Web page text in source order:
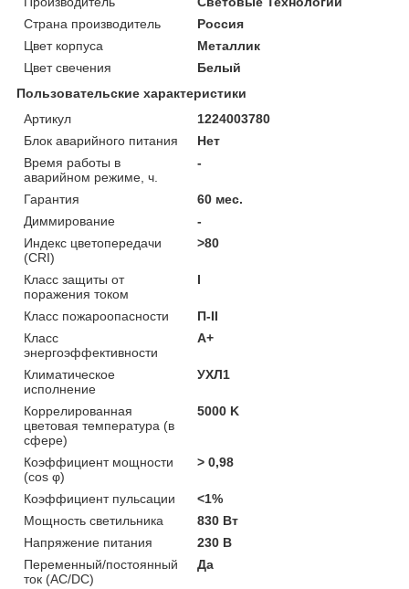
Страна производитель
Россия
Цвет корпуса
Металлик
Цвет свечения
Белый
Пользовательские характеристики
Артикул
1224003780
Блок аварийного питания
Нет
Время работы в
аварийном режиме, ч.
-
Гарантия
60 мес.
Диммирование
-
Индекс цветопередачи
(CRI)
>80
Класс защиты от
поражения током
I
Класс пожароопасности
П-ІІ
Класс
энергоэффективности
A+
Климатическое
исполнение
УХЛ1
Коррелированная
цветовая температура (в
сфере)
5000 K
Коэффициент мощности
(cos φ)
> 0,98
Коэффициент пульсации
<1%
Мощность светильника
830 Вт
Напряжение питания
230 В
Переменный/постоянный
ток (AC/DC)
Да